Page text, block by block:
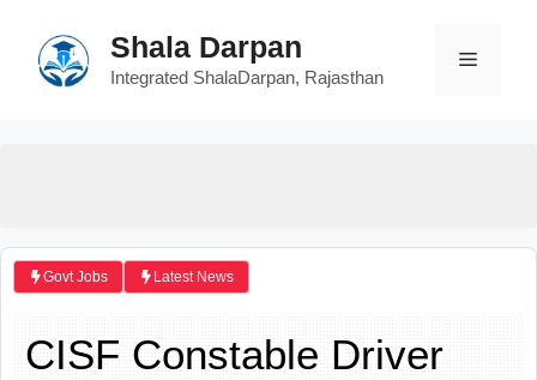
content
Shala Darpan
Integrated ShalaDarpan, Rajasthan
Menu
Govt Jobs Latest News
CISF Constable Driver